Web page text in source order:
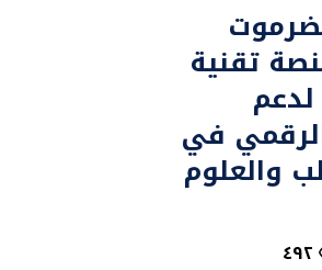
تقنية
في
والعلوم